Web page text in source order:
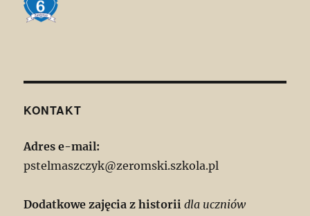
KONTAKT
Adres e-mail:
pstelmaszczyk@zeromski.szkola.pl
Dodatkowe zajęcia z historii dla uczniów